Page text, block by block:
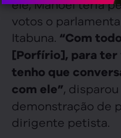
ele, Manoel teria
votos o
Itabuna. “Com
[Porfírio], para ter
tenho que
com ele”,
demonstração de
dirigente petista.